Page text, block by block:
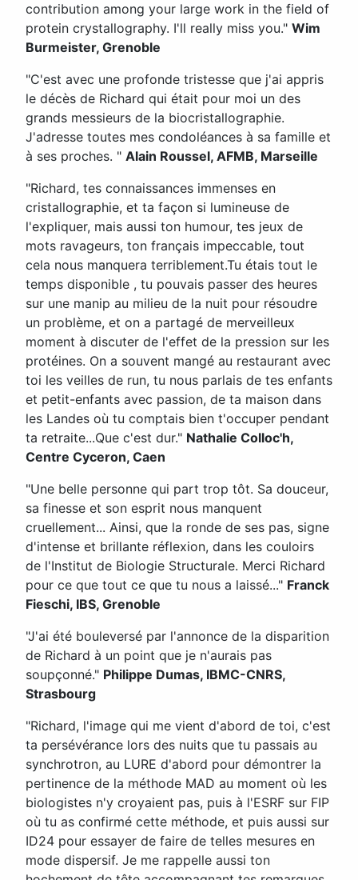
contribution among your large work in the field of
protein crystallography. I'll really miss you." Wim
Burmeister, Grenoble
"C'est avec une profonde tristesse que j'ai appris
le décès de Richard qui était pour moi un des
grands messieurs de la biocristallographie.
J'adresse toutes mes condoléances à sa famille et
à ses proches. " Alain Roussel, AFMB, Marseille
"Richard, tes connaissances immenses en
cristallographie, et ta façon si lumineuse de
l'expliquer, mais aussi ton humour, tes jeux de
mots ravageurs, ton français impeccable, tout
cela nous manquera terriblement.Tu étais tout le
temps disponible , tu pouvais passer des heures
sur une manip au milieu de la nuit pour résoudre
un problème, et on a partagé de merveilleux
moment à discuter de l'effet de la pression sur les
protéines. On a souvent mangé au restaurant avec
toi les veilles de run, tu nous parlais de tes enfants
et petit-enfants avec passion, de ta maison dans
les Landes où tu comptais bien t'occuper pendant
ta retraite...Que c'est dur." Nathalie Colloc'h,
Centre Cyceron, Caen
"Une belle personne qui part trop tôt. Sa douceur,
sa finesse et son esprit nous manquent
cruellement... Ainsi, que la ronde de ses pas, signe
d'intense et brillante réflexion, dans les couloirs
de l'Institut de Biologie Structurale. Merci Richard
pour ce que tout ce que tu nous a laissé..." Franck
Fieschi, IBS, Grenoble
"J'ai été bouleversé par l'annonce de la disparition
de Richard à un point que je n'aurais pas
soupçonné." Philippe Dumas, IBMC-CNRS,
Strasbourg
"Richard, l'image qui me vient d'abord de toi, c'est
ta persévérance lors des nuits que tu passais au
synchrotron, au LURE d'abord pour démontrer la
pertinence de la méthode MAD au moment où les
biologistes n'y croyaient pas, puis à l'ESRF sur FIP
où tu as confirmé cette méthode, et puis aussi sur
ID24 pour essayer de faire de telles mesures en
mode dispersif. Je me rappelle aussi ton